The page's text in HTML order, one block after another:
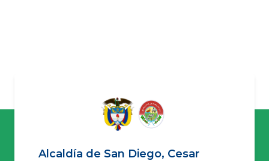
Alcaldía de San Diego, Cesar